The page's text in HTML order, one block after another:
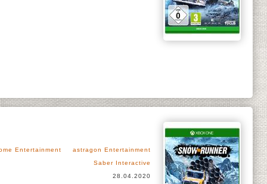
Entertainment
astragon Entertainment
Saber Interactive
28.04.2020